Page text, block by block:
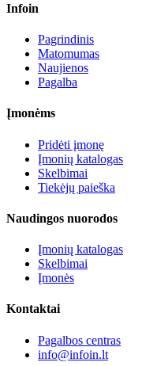
Infoin
Pagrindinis
Matomumas
Naujienos
Pagalba
Įmonėms
Pridėti įmonę
Įmonių katalogas
Skelbimai
Tiekėjų paieška
Naudingos nuorodos
Įmonių katalogas
Skelbimai
Įmonės
Kontaktai
Pagalbos centras
info@infoin.lt